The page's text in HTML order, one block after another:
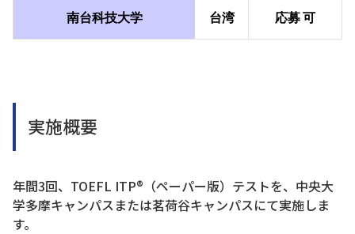
南台科技大学 台湾 応募可
実施概要
年間3回、TOEFL ITP®（ペーパー版）テストを、中央大
学多摩キャンパスまたは茗荷谷キャンパスにて実施しま
す。